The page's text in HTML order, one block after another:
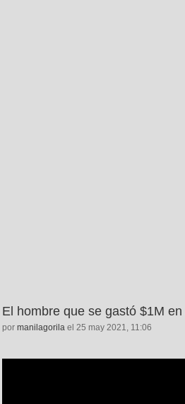
El hombre que se gastó $1M
por manilagorila el 25 may 2021, 11:06